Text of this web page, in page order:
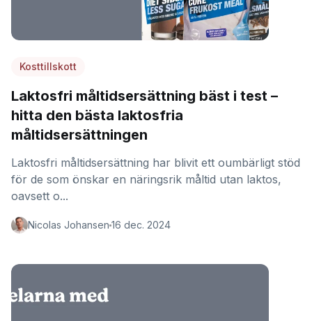
Kosttillskott
Laktosfri måltidsersättning bäst i test –
hitta den bästa laktosfria
måltidsersättningen
Laktosfri måltidsersättning har blivit ett oumbärligt stöd
för de som önskar en näringsrik måltid utan laktos,
oavsett o...
Nicolas Johansen 16 dec. 2024